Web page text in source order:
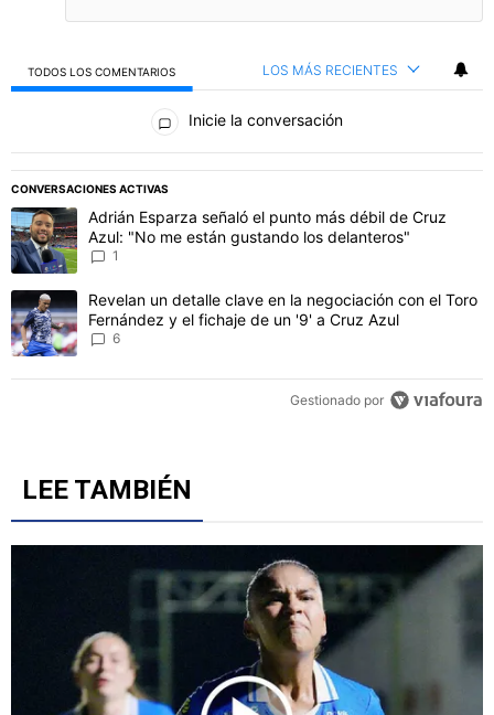
TODOS LOS COMENTARIOS LOS MÁS RECIENTES
Todos los comentarios
Inicie la conversación
CONVERSACIONES ACTIVAS
Este listado muestra los artículos con más comentarios en los
Un artículo de tendencia con el título "Adrián Esparza señaló el
Adrián Esparza señaló el punto más débil de Cruz
Azul: "No me están gustando los delanteros"
1
Un artículo de tendencia con el título "Revelan un detalle clave
Revelan un detalle clave en la negociación con el Toro
Fernández y el fichaje de un '9' a Cruz Azul
6
Gestionado por
LEE TAMBIÉN